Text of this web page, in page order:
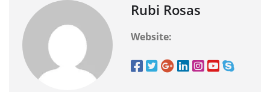
Rubi Rosas
Website: